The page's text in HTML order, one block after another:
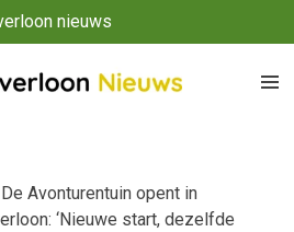
nieuws
De Avonturentuin opent in
‘Nieuwe start, dezelfde